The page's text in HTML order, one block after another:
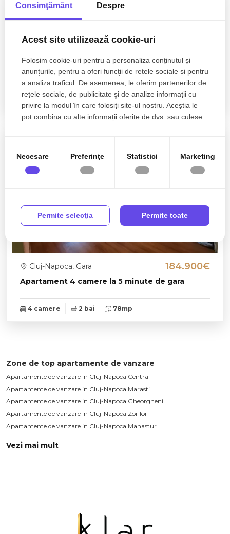
NOU! Apartament 1 camera 48mpGara
Facultatea de Litere si Piata Garii
1 camera 1 baie 47.57mp
Apartament 4 camere la 5 minute de gara
Cluj-Napoca, Gara 184.900€
4 camere 2 bai 78mp
Zone de top apartamente de vanzare
Apartamente de vanzare in Cluj-Napoca Central
Apartamente de vanzare in Cluj-Napoca Marasti
Apartamente de vanzare in Cluj-Napoca Gheorgheni
Apartamente de vanzare in Cluj-Napoca Zorilor
Apartamente de vanzare in Cluj-Napoca Manastur
Apartamente de vanzare in Cluj-Napoca Semicentral / Gara
Vezi mai mult
Consimţământ Despre
Acest site utilizează cookie-uri
Folosim cookie-uri pentru a personaliza conținutul și
anunțurile, pentru a oferi funcţii de rețele sociale și pentru
a analiza traficul. De asemenea, le oferim partenerilor de
rețele sociale, de publicitate şi de analize informații cu
privire la modul în care folosiți site-ul nostru. Aceștia le
pot combina cu alte informații oferite de dvs. sau culese
Necesare Preferinţe Statistici Marketing
Permite selecţia Permite toate